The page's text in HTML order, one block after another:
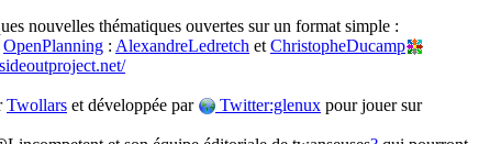
nouvelles thématiques ouvertes sur un format simple :
OpenPlanning : AlexandreLedretch et ChristopheDucamp
Twollars et développée par Twitter:glenux pour jouer sur